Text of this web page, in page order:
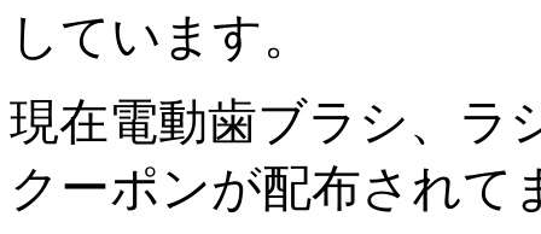
しています。
現在電動歯ブラシ、ラ
クーポンが配布されて